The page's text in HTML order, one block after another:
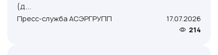
(д...
Пресс-служба АСЭРГРУПП
17.07.2026
214